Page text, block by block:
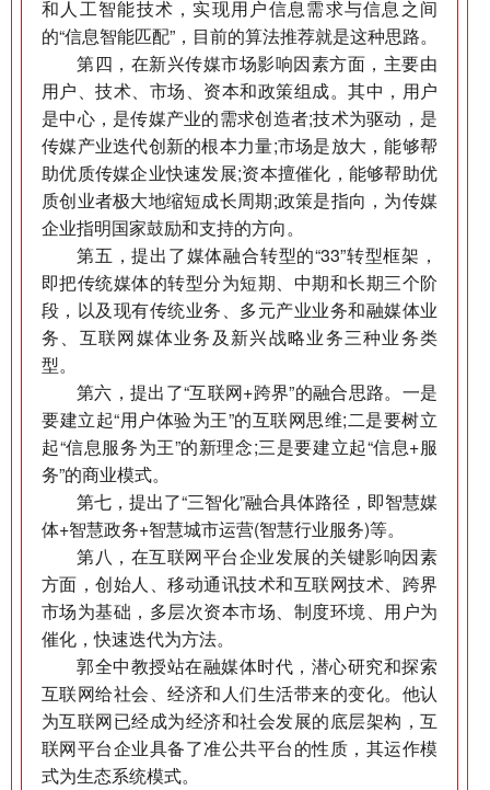
和人工智能技术，实现用户信息需求与信息之间
的“信息智能匹配”，目前的算法推荐就是这种思路。
第四，在新兴传媒市场影响因素方面，主要由
用户、技术、市场、资本和政策组成。其中，用户
是中心，是传媒产业的需求创造者;技术为驱动，是
传媒产业迭代创新的根本力量;市场是放大，能够帮
助优质传媒企业快速发展;资本擅催化，能够帮助优
质创业者极大地缩短成长周期;政策是指向，为传媒
企业指明国家鼓励和支持的方向。
第五，提出了媒体融合转型的“33”转型框架，
即把传统媒体的转型分为短期、中期和长期三个阶
段，以及现有传统业务、多元产业业务和融媒体业
务、互联网媒体业务及新兴战略业务三种业务类
型。
第六，提出了“互联网+跨界”的融合思路。一是
要建立起“用户体验为王”的互联网思维;二是要树立
起“信息服务为王”的新理念;三是要建立起“信息+服
务”的商业模式。
第七，提出了“三智化”融合具体路径，即智慧媒
体+智慧政务+智慧城市运营(智慧行业服务)等。
第八，在互联网平台企业发展的关键影响因素
方面，创始人、移动通讯技术和互联网技术、跨界
市场为基础，多层次资本市场、制度环境、用户为
催化，快速迭代为方法。
郭全中教授站在融媒体时代，潜心研究和探索
互联网给社会、经济和人们生活带来的变化。他认
为互联网已经成为经济和社会发展的底层架构，互
联网平台企业具备了准公共平台的性质，其运作模
式为生态系统模式。